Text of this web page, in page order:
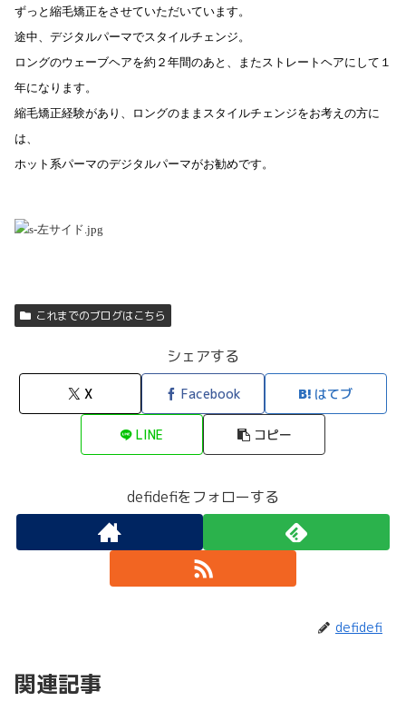
ずっと縮毛矯正をさせていただいています。
途中、デジタルパーマでスタイルチェンジ。
ロングのウェーブヘアを約２年間のあと、またストレートヘアにして１
年になります。
縮毛矯正経験があり、ロングのままスタイルチェンジをお考えの方に
は、
ホット系パーマのデジタルパーマがお勧めです。
これまでのブログはこちら
シェアする
X Facebook はてブ
LINE コピー
defidefiをフォローする
defidefi
関連記事